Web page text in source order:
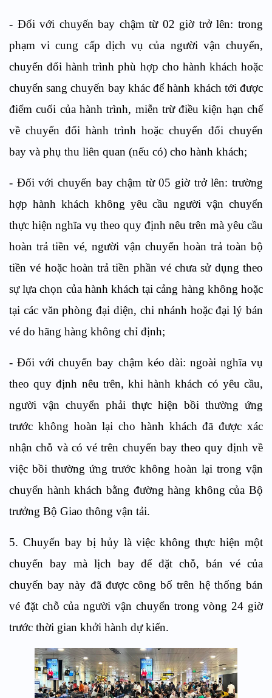
- Đối với chuyến bay chậm từ 02 giờ trở lên: trong
phạm vi cung cấp dịch vụ của người vận chuyển,
chuyển đổi hành trình phù hợp cho hành khách hoặc
chuyển sang chuyến bay khác để hành khách tới được
điểm cuối của hành trình, miễn trừ điều kiện hạn chế
về chuyển đổi hành trình hoặc chuyển đổi chuyến
bay và phụ thu liên quan (nếu có) cho hành khách;
- Đối với chuyến bay chậm từ 05 giờ trở lên: trường
hợp hành khách không yêu cầu người vận chuyển
thực hiện nghĩa vụ theo quy định nêu trên mà yêu cầu
hoàn trả tiền vé, người vận chuyển hoàn trả toàn bộ
tiền vé hoặc hoàn trả tiền phần vé chưa sử dụng theo
sự lựa chọn của hành khách tại cảng hàng không hoặc
tại các văn phòng đại diện, chi nhánh hoặc đại lý bán
vé do hãng hàng không chỉ định;
- Đối với chuyến bay chậm kéo dài: ngoài nghĩa vụ
theo quy định nêu trên, khi hành khách có yêu cầu,
người vận chuyển phải thực hiện bồi thường ứng
trước không hoàn lại cho hành khách đã được xác
nhận chỗ và có vé trên chuyến bay theo quy định về
việc bồi thường ứng trước không hoàn lại trong vận
chuyển hành khách bằng đường hàng không của Bộ
trưởng Bộ Giao thông vận tải.
5. Chuyến bay bị hủy là việc không thực hiện một
chuyến bay mà lịch bay để đặt chỗ, bán vé của
chuyến bay này đã được công bố trên hệ thống bán
vé đặt chỗ của người vận chuyển trong vòng 24 giờ
trước thời gian khởi hành dự kiến.